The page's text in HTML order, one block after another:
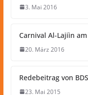
3. Mai 2016
Carnival Al-Lajiìn
20. März 2016
Redebeitrag von
23. Mai 2015